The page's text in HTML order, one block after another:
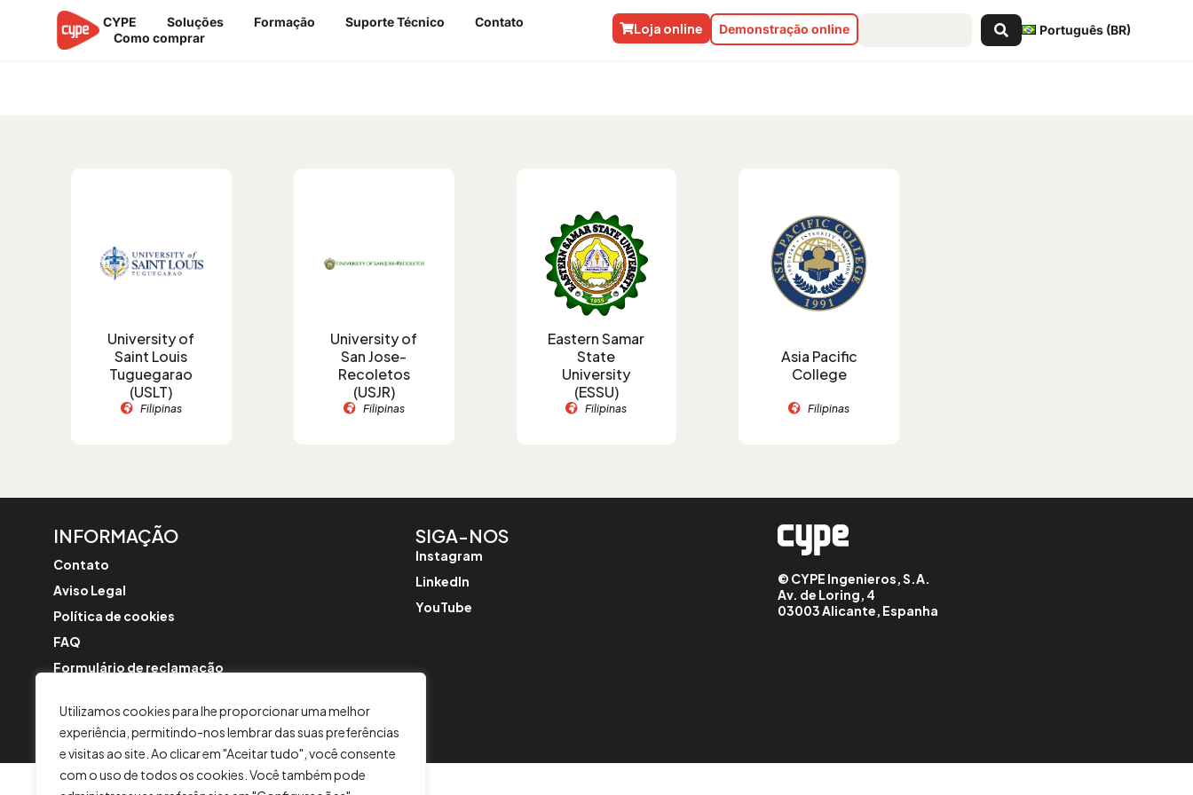
Utilizamos cookies para lhe proporcionar uma melhor
experiência, permitindo-nos lembrar das suas preferências
e visitas ao site. Ao clicar em "Aceitar tudo", você consente
com o uso de todos os cookies. Você também pode
CYPE Soluções Formação Suporte Técnico
Contato
Como comprar
Português (BR)
Pesquisar
...
Demonstração online
Loja online
University of
Saint Louis
Tuguegarao
(USLT)
Filipinas
University of
San Jose-
Recoletos
(USJR)
Filipinas
Eastern Samar
State
University
(ESSU)
Filipinas
Asia Pacific
College
Filipinas
INFORMAÇÃO
Contato
Aviso Legal
Política de cookies
FAQ
Formulário de reclamação
Comunicações sobre a fusão
SIGA-NOS
Instagram
LinkedIn
YouTube
© CYPE Ingenieros, S.A.
Av. de Loring, 4
03003 Alicante, Espanha